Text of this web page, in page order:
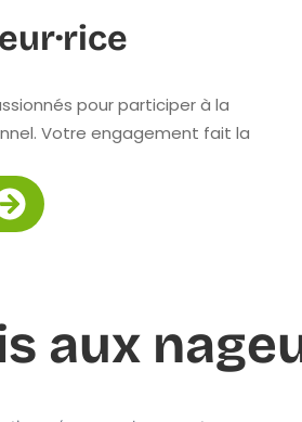
pour participer à la
Votre engagement fait la
aux